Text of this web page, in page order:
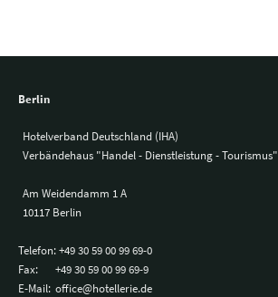
Berlin
Hotelverband Deutschland (IHA)
Verbändehaus "Handel - Dienstleistung - Tourismus"
Am Weidendamm 1 A
10117 Berlin
Telefon:+49 30 59 00 99 69-0
Fax:
+49 30 59 00 99 69-9
E-Mail: office@hotellerie.de